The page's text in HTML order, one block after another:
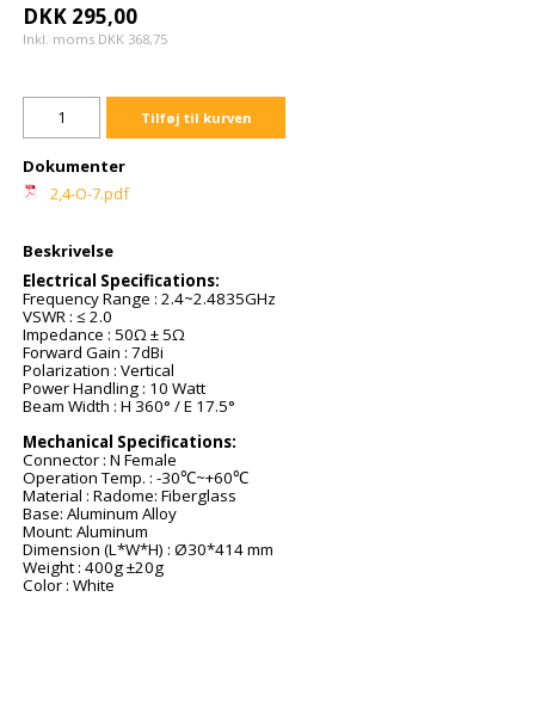
DKK 295,00
Inkl. moms DKK 368,75
Tilføj til kurven
Dokumenter
2,4-O-7.pdf
Beskrivelse
Electrical Specifications:
Frequency Range : 2.4~2.4835GHz
VSWR : ≤ 2.0
Impedance : 50Ω ± 5Ω
Forward Gain : 7dBi
Polarization : Vertical
Power Handling : 10 Watt
Beam Width : H 360° / E 17.5°
Mechanical Specifications:
Connector : N Female
Operation Temp. : -30℃~+60℃
Material : Radome: Fiberglass
Base: Aluminum Alloy
Mount: Aluminum
Dimension (L*W*H) : Ø30*414 mm
Weight : 400g ±20g
Color : White